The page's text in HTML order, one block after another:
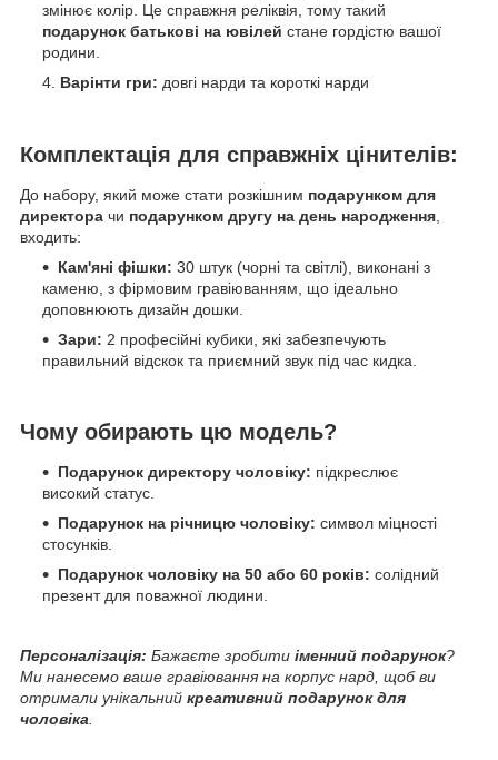
змінює колір. Це справжня реліквія, тому такий
подарунок батькові на ювілей стане гордістю вашої
родини.
Варінти гри: довгі нарди та короткі нарди
Комплектація для справжніх цінителів:
До набору, який може стати розкішним подарунком для
директора чи подарунком другу на день народження
входить:
Кам'яні фішки: 30 штук (чорні та світлі), виконані з
каменю, з фірмовим гравіюванням, що ідеально
доповнюють дизайн дошки.
Зари: 2 професійні кубики, які забезпечують
правильний відскок та приємний звук під час кидка.
Чому обирають цю модель?
Подарунок директору чоловіку: підкреслює
високий статус.
Подарунок на річницю чоловіку: символ міцності
стосунків.
Подарунок чоловіку на 50 або 60 років: солідний
презент для поважної людини.
Персоналізація: Бажаєте зробити іменний подарунок?
Ми нанесемо ваше гравіювання на корпус нард, щоб ви
отримали унікальний креативний подарунок для
чоловіка